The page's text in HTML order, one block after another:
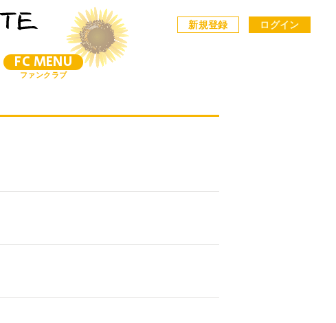
新規登録 ログイン
FC MENU
ファンクラブ